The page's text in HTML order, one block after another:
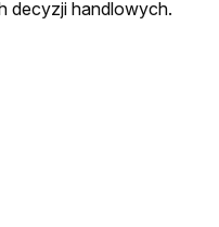
decyzji handlowych.